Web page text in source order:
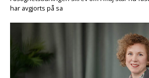
har avgjorts på sa